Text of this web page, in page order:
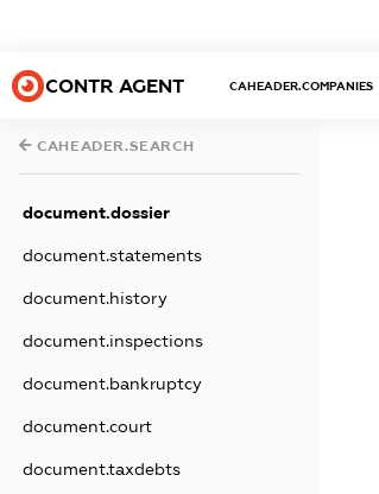
CONTR AGENT CAHEADER.COMPANIES
CAHEADER.SEARCH
document.dossier
document.statements
document.history
document.inspections
document.bankruptcy
document.court
document.taxdebts